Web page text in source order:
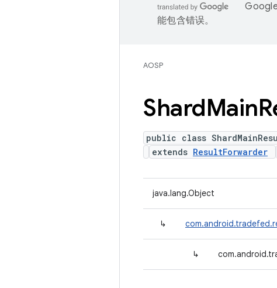
能包含错误。
AOSP
ShardMain
public class
extends ResultForwarder
java.lang.Object
↳
↳